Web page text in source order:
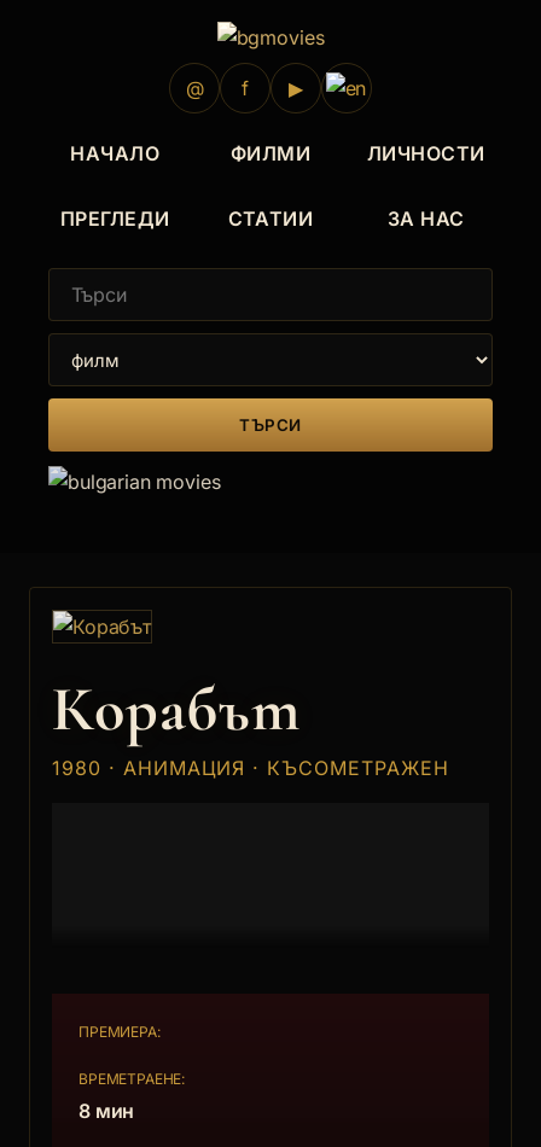
@ f ▶
НАЧАЛО ФИЛМИ ЛИЧНОСТИ
ПРЕГЛЕДИ СТАТИИ ЗА НАС
ТЪРСИ
Корабът
1980 · АНИМАЦИЯ · КЪСОМЕТРАЖЕН
ПРЕМИЕРА:
ВРЕМЕТРАЕНЕ:
8 мин